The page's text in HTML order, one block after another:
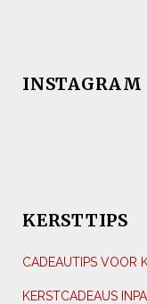
INSTAGRAM
KERSTTIPS
CADEAUTIPS VOOR
KERSTCADEAUS